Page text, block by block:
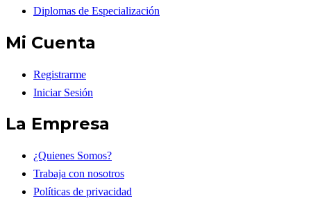
Diplomas de Especialización
Mi Cuenta
Registrarme
Iniciar Sesión
La Empresa
¿Quienes Somos?
Trabaja con nosotros
Políticas de privacidad